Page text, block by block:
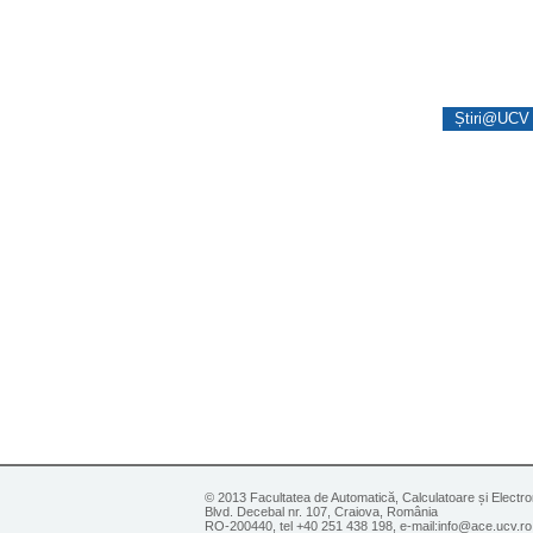
© 2013 Facultatea de Automatică, Calculatoare și
Blvd. Decebal nr. 107, Craiova, România
RO-200440, tel +40 251 438 198, e-mail:info@ace.ucv.ro